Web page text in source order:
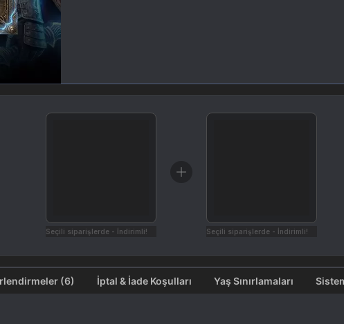
Seçili siparişlerde - İndirimli! Seçili siparişlerde - İndirimli!
Değerlendirmeler (6) İptal & İade Koşulları Yaş Sınırlamaları